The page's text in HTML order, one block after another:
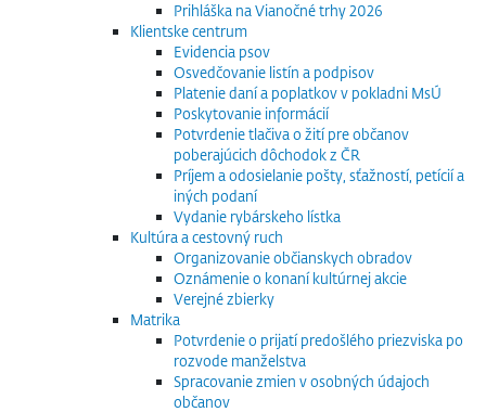
Prihláška na Vianočné trhy 2026
Klientske centrum
Evidencia psov
Osvedčovanie listín a podpisov
Platenie daní a poplatkov v pokladni MsÚ
Poskytovanie informácií
Potvrdenie tlačiva o žití pre občanov
poberajúcich dôchodok z ČR
Príjem a odosielanie pošty, sťažností, petícií a
iných podaní
Vydanie rybárskeho lístka
Kultúra a cestovný ruch
Organizovanie občianskych obradov
Oznámenie o konaní kultúrnej akcie
Verejné zbierky
Matrika
Potvrdenie o prijatí predošlého priezviska po
rozvode manželstva
Spracovanie zmien v osobných údajoch
občanov